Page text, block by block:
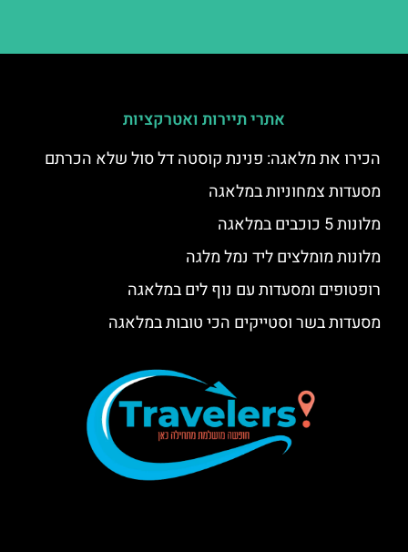
אתרי תיירות ואטרקציות
הכירו את מלאגה: פנינת קוסטה דל סול שלא הכרתם
מסעדות צמחוניות במלאגה
מלונות 5 כוכבים במלאגה
מלונות מומלצים ליד נמל מלגה
רופטופים ומסעדות עם נוף לים במלאגה
מסעדות בשר וסטייקים הכי טובות במלאגה